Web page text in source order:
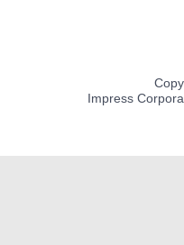
Impress